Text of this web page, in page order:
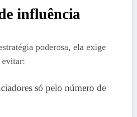
influência
poderosa, ela exige
evitar:
só pelo número de